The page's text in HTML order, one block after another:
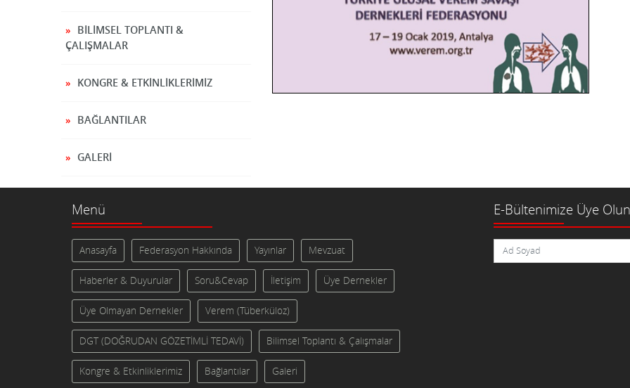
BILIMSEL TOPLANTI &
ÇALIŞMALAR
KONGRE & ETKINLIKLERIMIZ
BAĞLANTILAR
GALERI
Menü
Anasayfa Federasyon Hakkında Yayınlar Mevzuat
Haberler & Duyurular Soru&Cevap İletişim Üye Dernekler
Üye Olmayan Dernekler Verem (Tüberküloz)
DGT (DOĞRUDAN GÖZETİMLİ TEDAVİ) Bilimsel Toplantı & Çalışmalar
Kongre & Etkinliklerimiz Bağlantılar Galeri
E-Bültenimize Üye Olun